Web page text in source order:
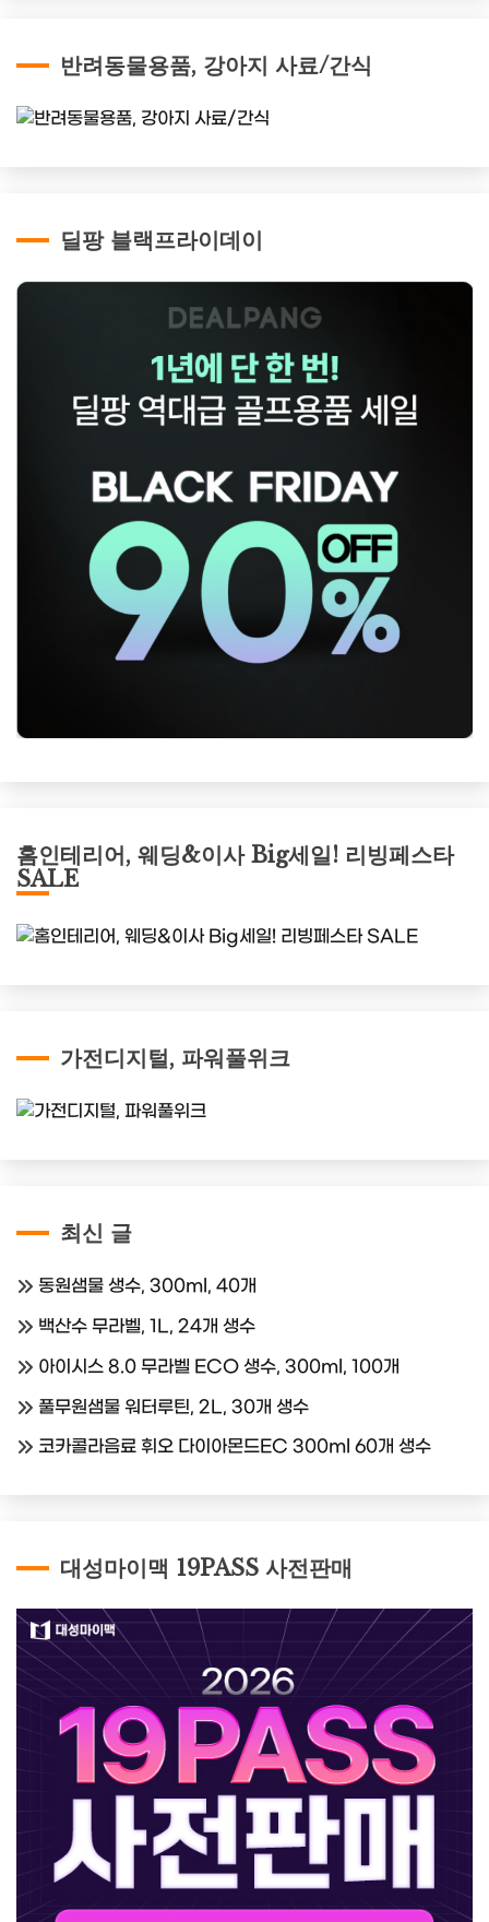
반려동물용품, 강아지 사료/간식
딜팡 블랙프라이데이
홈인테리어, 웨딩&이사 Big세일! 리빙페스타
SALE
가전디지털, 파워풀위크
최신 글
동원샘물 생수, 300ml, 40개
백산수 무라벨, 1L, 24개 생수
아이시스 8.0 무라벨 ECO 생수, 300ml, 100개
풀무원샘물 워터루틴, 2L, 30개 생수
코카콜라음료 휘오 다이아몬드EC 300ml 60개 생수
대성마이맥 19PASS 사전판매